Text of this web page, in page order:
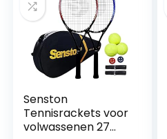
Senston
Tennisrackets voor
volwassenen 27